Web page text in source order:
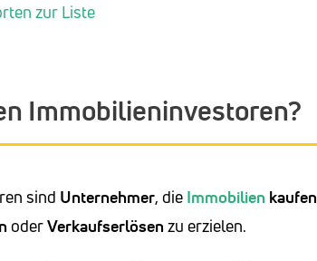
zur Liste
Immobilieninvestoren?
sind Unternehmer, die Immobilien kaufen
oderVerkaufserlösen zu erzielen.